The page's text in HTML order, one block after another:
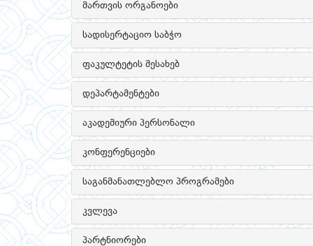
მართვის ორგანოები
სადისერტაციო საბჭო
ფაკულტეტის შესახებ
დეპარტამენტები
აკადემიური პერსონალი
კონფერენციები
საგანმანათლებლო პროგრამები
კვლევა
პარტნიორები